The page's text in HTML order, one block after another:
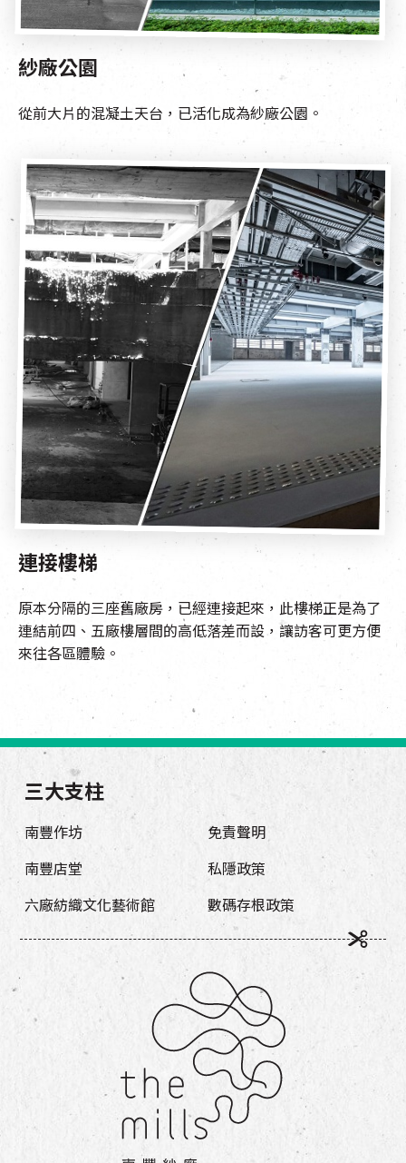
紗廠公園
從前大片的混凝土天台，已活化成為紗廠公園。
連接樓梯
原本分隔的三座舊廠房，已經連接起來，此樓梯正是為了
連結前四、五廠樓層間的高低落差而設，讓訪客可更方便
來往各區體驗。
三大支柱
南豐作坊
南豐店堂
六廠紡織文化藝術館
免責聲明
私隱政策
數碼存根政策